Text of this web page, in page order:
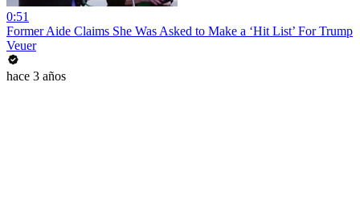
0:51
Former Aide Claims She Was Asked to Make a ‘Hit List’ For Trump
Veuer
hace 3 años